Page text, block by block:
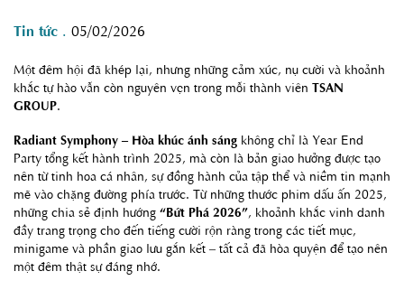
Tin tức . 05/02/2026
Một đêm hội đã khép lại, nhưng những cảm xúc, nụ cười và khoảnh
khắc tự hào vẫn còn nguyên vẹn trong mỗi thành viên TSAN
GROUP.
Radiant Symphony – Hòa khúc ánh sáng không chỉ là Year End
Party tổng kết hành trình 2025, mà còn là bản giao hưởng được tạo
nên từ tinh hoa cá nhân, sự đồng hành của tập thể và niềm tin mạnh
mẽ vào chặng đường phía trước. Từ những thước phim dấu ấn 2025,
những chia sẻ định hướng “Bứt Phá 2026”, khoảnh khắc vinh danh
đầy trang trọng cho đến tiếng cười rộn ràng trong các tiết mục,
minigame và phần giao lưu gắn kết – tất cả đã hòa quyện để tạo nên
một đêm thật sự đáng nhớ.